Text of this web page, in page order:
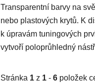
Transparentní barvy na
nebo plastových krytů. K
k úpravám tuningových
vytvoří poloprůhledný
Stránka 1 z 1 - 6 položek